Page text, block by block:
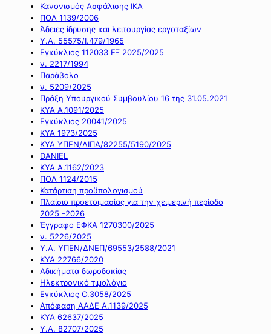
Κανονισμός Ασφάλισης ΙΚΑ
ΠΟΛ 1139/2006
Άδειες ίδρυσης και λειτουργίας εργοταξίων
Υ.Α. 55575/Ι.479/1965
Εγκύκλιος 112033 ΕΞ 2025/2025
ν. 2217/1994
Παράβολο
ν. 5209/2025
Πράξη Υπουργικού Συμβουλίου 16 της 31.05.2021
ΚΥΑ Α.1091/2025
Εγκύκλιος 20041/2025
ΚΥΑ 1973/2025
ΚΥΑ ΥΠΕΝ/ΔΙΠΑ/82255/5190/2025
DANIEL
ΚΥΑ Α.1162/2023
ΠΟΛ 1124/2015
Κατάρτιση προϋπολογισμού
Πλαίσιο προετοιμασίας για την χειμερινή περίοδο
2025 -2026
Έγγραφο ΕΦΚΑ 1270300/2025
ν. 5226/2025
Υ.Α. ΥΠΕΝ/ΔΝΕΠ/69553/2588/2021
ΚΥΑ 22766/2020
Αδικήματα δωροδοκίας
Ηλεκτρονικό τιμολόγιο
Εγκύκλιος Ο.3058/2025
Απόφαση ΑΑΔΕ Α.1139/2025
ΚΥΑ 62637/2025
Υ.Α. 82707/2025